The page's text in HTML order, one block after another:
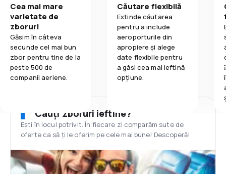
Cea mai mare
varietate de
zboruri
Găsim în câteva
secunde cel mai bun
zbor pentru tine de la
peste 500 de
companii aeriene.
Căutare flexibilă
Extinde căutarea
pentru a include
aeroporturile din
apropiere și alege
date flexibile pentru
a găsi cea mai ieftină
opțiune.
Cauți zboruri ieftine?
Ești în locul potrivit. În fiecare zi comparăm sute de
oferte ca să ți le oferim pe cele mai bune! Descoperă!